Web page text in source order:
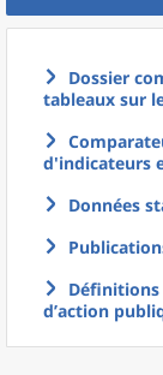
Dossier
tableaux sur
d'indicateurs
Données
Définitions
d’action